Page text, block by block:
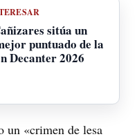
sitúa un
puntuado de la
Decanter 2026
un «crimen de lesa